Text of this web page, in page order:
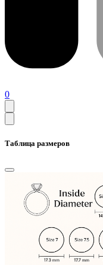
0
Таблица размеров